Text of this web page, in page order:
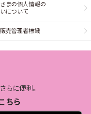
まの個人情報の
について
売管理者標識
らに便利。
ちら